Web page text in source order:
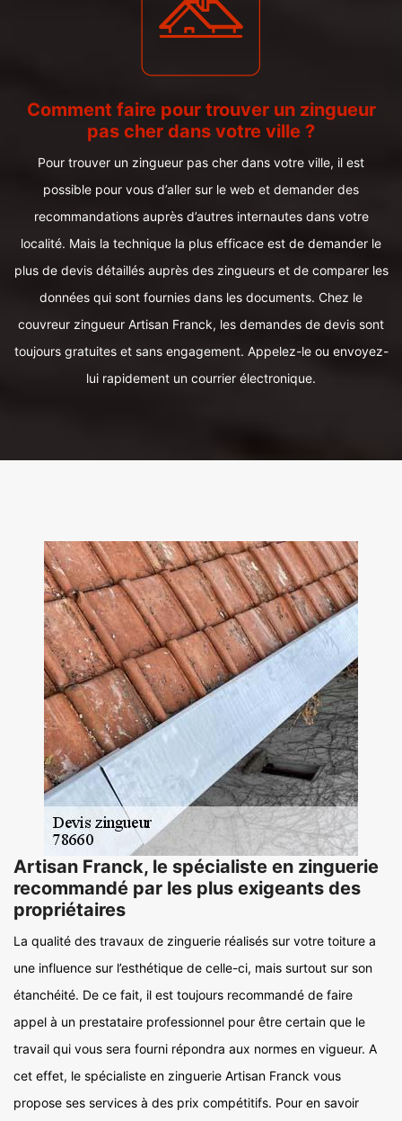
Comment faire pour trouver un zingueur
pas cher dans votre ville ?
Pour trouver un zingueur pas cher dans votre ville, il est
possible pour vous d’aller sur le web et demander des
recommandations auprès d’autres internautes dans votre
localité. Mais la technique la plus efficace est de demander le
plus de devis détaillés auprès des zingueurs et de comparer les
données qui sont fournies dans les documents. Chez le
couvreur zingueur Artisan Franck, les demandes de devis sont
toujours gratuites et sans engagement. Appelez-le ou envoyez-
lui rapidement un courrier électronique.
Artisan Franck, le spécialiste en zinguerie
recommandé par les plus exigeants des
propriétaires
La qualité des travaux de zinguerie réalisés sur votre toiture a
une influence sur l’esthétique de celle-ci, mais surtout sur son
étanchéité. De ce fait, il est toujours recommandé de faire
appel à un prestataire professionnel pour être certain que le
travail qui vous sera fourni répondra aux normes en vigueur. A
cet effet, le spécialiste en zinguerie Artisan Franck vous
propose ses services à des prix compétitifs. Pour en savoir